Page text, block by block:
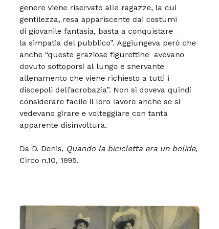
genere viene riservato alle ragazze, la cui
gentilezza, resa appariscente dai costumi
di giovanile fantasia, basta a conquistare
la simpatia del pubblico”. Aggiungeva però che
anche “queste graziose figurettine avevano
dovuto sottoporsi al lungo e snervante
allenamento che viene richiesto a tutti i
discepoli dell’acrobazia”. Non si doveva quindi
considerare facile il loro lavoro anche se si
vedevano girare e volteggiare con tanta
apparente disinvoltura.
Da D. Denis, Quando la bicicletta era un bolide,
Circo n.10, 1995.